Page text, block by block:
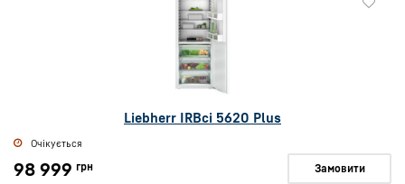
Liebherr IRBci 5620 Plus
Очікується
98 999 грн Замовити